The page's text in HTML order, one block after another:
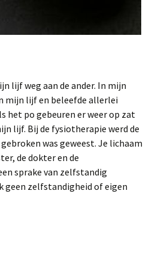
lijf weg aan de ander. In mijn
mijn lijf en beleefde allerlei
het po gebeuren er weer op zat
lijf. Bij de fysiotherapie werd de
was geweest. Je lichaam
de dokter en de
sprake van zelfstandig
geen zelfstandigheid of eigen